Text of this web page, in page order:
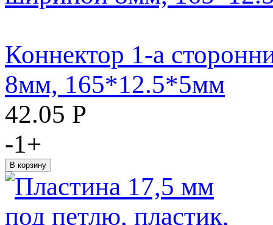
Коннектор 1-а
8мм, 165*12.5*5мм
42.05 Р
-1+